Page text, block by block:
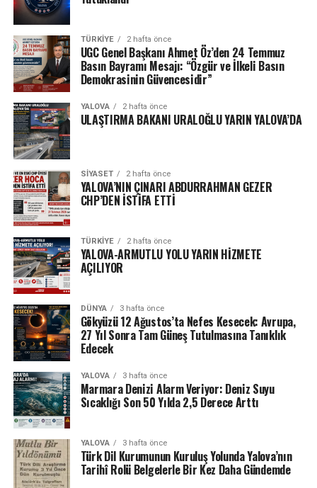
TÜRKIYE 2 hafta önce
UGC Genel Başkanı Ahmet Öz’den 24 Temmuz
Basın Bayramı Mesajı: “Özgür ve İlkeli Basın
Demokrasinin Güvencesidir”
YALOVA 2 hafta önce
ULAŞTIRMA BAKANI URALOĞLU YARIN YALOVA’DA
SIYASET 2 hafta önce
YALOVA’NIN ÇINARI ABDURRAHMAN GEZER
CHP’DEN İSTİFA ETTİ
TÜRKIYE 2 hafta önce
YALOVA-ARMUTLU YOLU YARIN HİZMETE
AÇILIYOR
DÜNYA 3 hafta önce
Gökyüzü 12 Ağustos’ta Nefes Kesecek: Avrupa,
27 Yıl Sonra Tam Güneş Tutulmasına Tanıklık
Edecek
YALOVA 3 hafta önce
Marmara Denizi Alarm Veriyor: Deniz Suyu
Sıcaklığı Son 50 Yılda 2,5 Derece Arttı
YALOVA 3 hafta önce
Türk Dil Kurumunun Kuruluş Yolunda Yalova’nın
Tarihî Rolü Belgelerle Bir Kez Daha Gündemde